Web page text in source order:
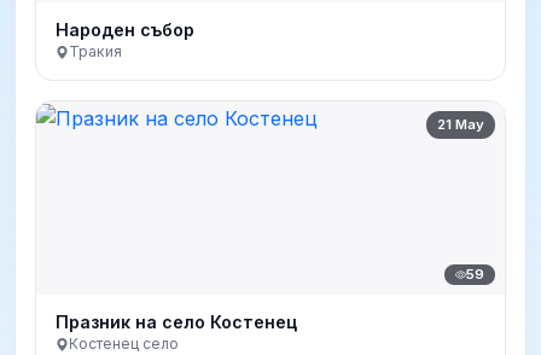
Народен събор
Тракия
21 May
59
Празник на село Костенец
Костенец село